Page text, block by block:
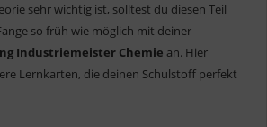
sehr wichtig ist, solltest du diesen Teil
so früh wie möglich mit deiner
Industriemeister Chemie an. Hier
Lernkarten, die deinen Schulstoff perfekt